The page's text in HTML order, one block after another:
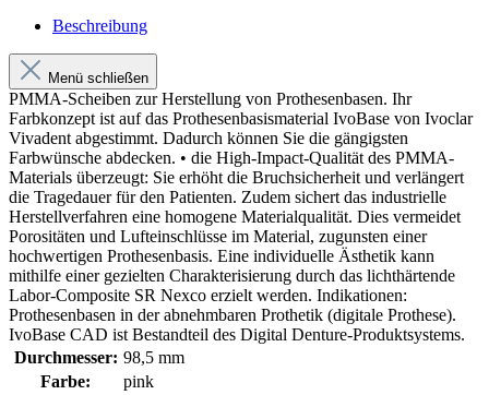
Beschreibung
Menü schließen
PMMA-Scheiben zur Herstellung von Prothesenbasen. Ihr
Farbkonzept ist auf das Prothesenbasismaterial IvoBase von Ivoclar
Vivadent abgestimmt. Dadurch können Sie die gängigsten
Farbwünsche abdecken. • die High-Impact-Qualität des PMMA-
Materials überzeugt: Sie erhöht die Bruchsicherheit und verlängert
die Tragedauer für den Patienten. Zudem sichert das industrielle
Herstellverfahren eine homogene Materialqualität. Dies vermeidet
Porositäten und Lufteinschlüsse im Material, zugunsten einer
hochwertigen Prothesenbasis. Eine individuelle Ästhetik kann
mithilfe einer gezielten Charakterisierung durch das lichthärtende
Labor-Composite SR Nexco erzielt werden. Indikationen:
Prothesenbasen in der abnehmbaren Prothetik (digitale Prothese).
IvoBase CAD ist Bestandteil des Digital Denture-Produktsystems.
Durchmesser: 98,5 mm
Farbe:
pink